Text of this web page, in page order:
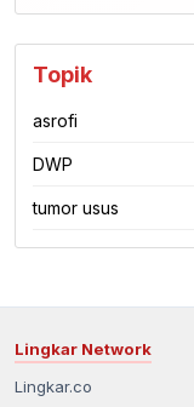
Topik
asrofi
DWP
tumor usus
Lingkar Network
Lingkar.co